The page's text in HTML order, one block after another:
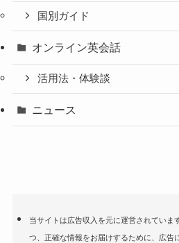
国別ガイド
オンライン英会話
活用法・体験談
ニュース
当サイトは広告収入を元に運営されていま
つ、正確な情報をお届けするために、広告